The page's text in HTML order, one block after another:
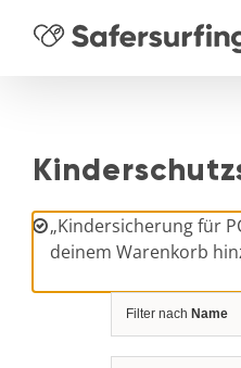
Inhalt
„Kindersicherung für
deinem Warenkorb
Filter nach Name